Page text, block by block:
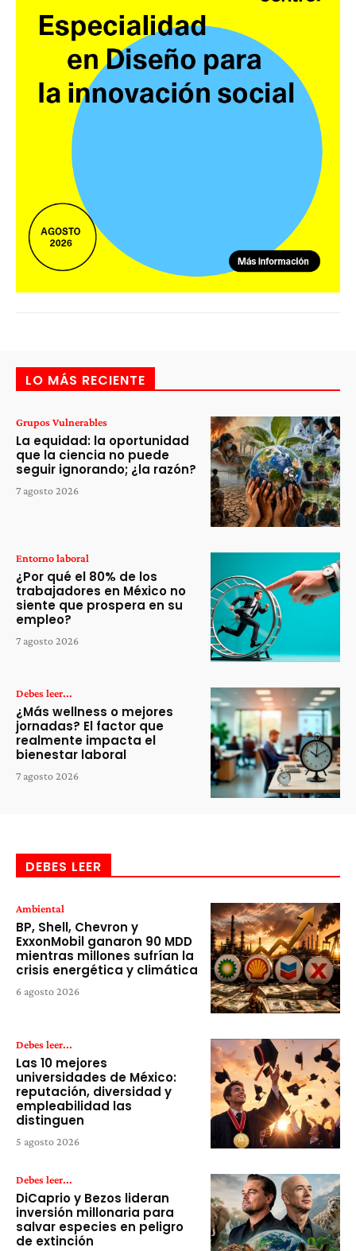
LO MÁS RECIENTE
Grupos Vulnerables
La equidad: la oportunidad
que la ciencia no puede
seguir ignorando; ¿la razón?
7 agosto 2026
Entorno laboral
¿Por qué el 80% de los
trabajadores en México no
siente que prospera en su
empleo?
7 agosto 2026
Debes leer...
¿Más wellness o mejores
jornadas? El factor que
realmente impacta el
bienestar laboral
7 agosto 2026
DEBES LEER
Ambiental
BP, Shell, Chevron y
ExxonMobil ganaron 90 MDD
mientras millones sufrían la
crisis energética y climática
6 agosto 2026
Debes leer...
Las 10 mejores
universidades de México:
reputación, diversidad y
empleabilidad las
distinguen
5 agosto 2026
Debes leer...
DiCaprio y Bezos lideran
inversión millonaria para
salvar especies en peligro
de extinción